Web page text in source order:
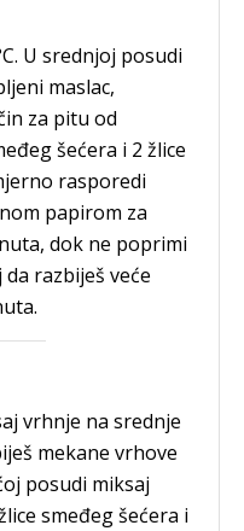
U srednjoj posudi
maslac,
za pitu od
šećera i 2 žlice
rasporedi
papirom za
dok ne poprimi
razbiješ veće
vrhnje na srednje
mekane vrhove
posudi miksaj
smeđeg šećera i